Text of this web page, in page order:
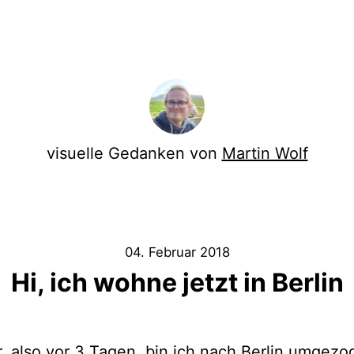
visuelle Gedanken von Martin Wolf
04. Februar 2018
Hi, ich wohne jetzt in Berlin